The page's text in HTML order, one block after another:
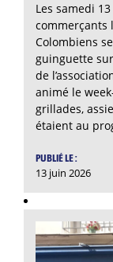
Les samedi
commerçants
Colombiens
guinguette
de
animé le
grillades,
étaient au
PUBLIÉ LE :
13 juin 2026